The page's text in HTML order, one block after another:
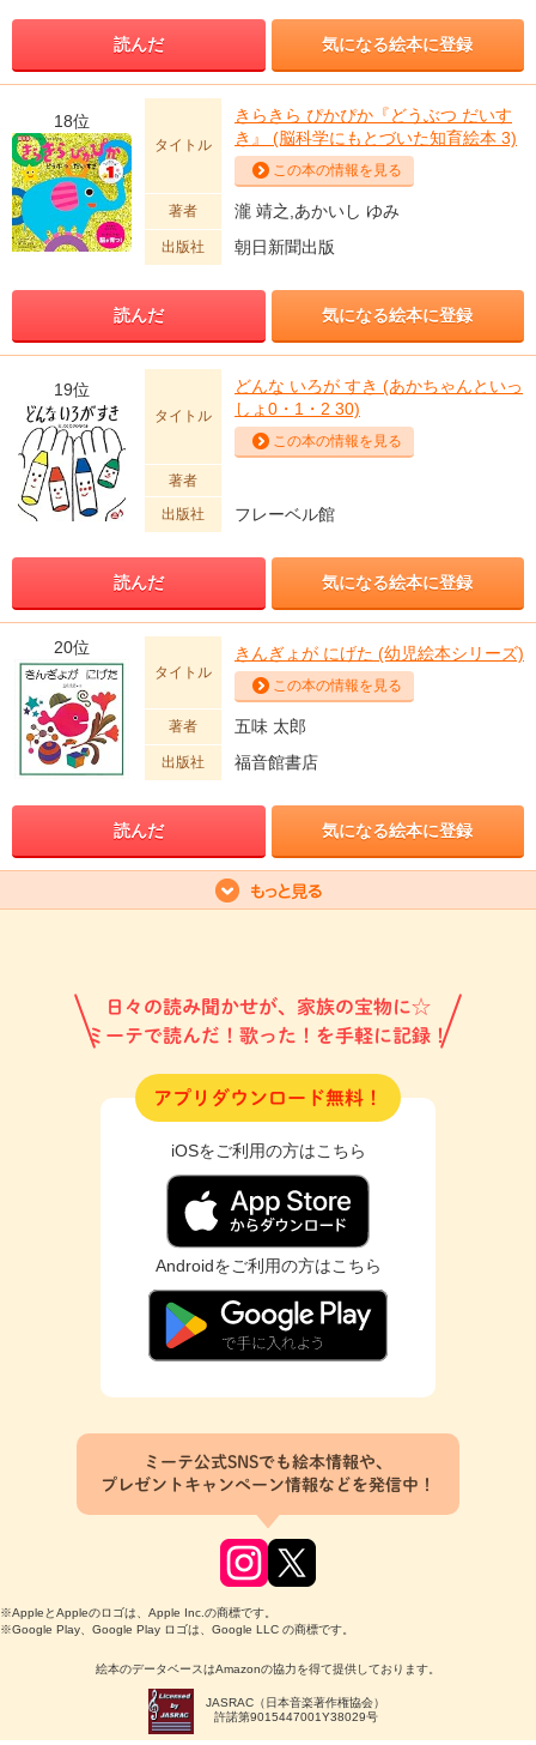
読んだ 気になる絵本に登録
18位
タイトル
きらきら ぴかぴか『どうぶつ だいす
き』 (脳科学にもとづいた知育絵本 3)
この本の情報を見る
著者 瀧 靖之,あかいし ゆみ
出版社 朝日新聞出版
読んだ 気になる絵本に登録
19位
タイトル
どんな いろが すき (あかちゃんといっ
しょ0・1・2 30)
この本の情報を見る
著者
出版社
フレーベル館
読んだ 気になる絵本に登録
20位
タイトル
きんぎょが にげた (幼児絵本シリーズ)
この本の情報を見る
著者 五味 太郎
出版社 福音館書店
読んだ 気になる絵本に登録
日々の読み聞かせが、家族の宝物に☆
ミーテで読んだ！歌った！を手軽に記録！
アプリダウンロード無料！
iOSをご利用の方はこちら
Androidをご利用の方はこちら
ミーテ公式SNSでも絵本情報や、
プレゼントキャンペーン情報などを発信中！
※AppleとAppleのロゴは、Apple Inc.の商標です。
※Google Play、Google Play ロゴは、Google LLC の商標です。
絵本のデータベースはAmazonの協力を得て提供しております。
JASRAC（日本音楽著作権協会）
許諾第9015447001Y38029号